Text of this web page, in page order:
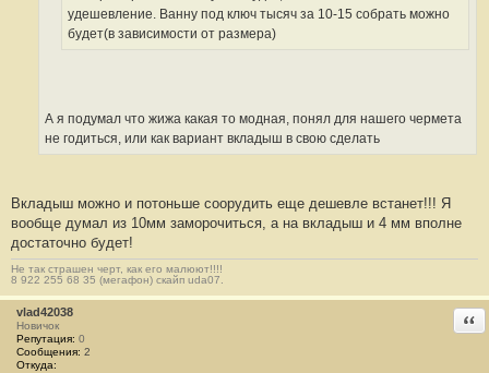
удешевление. Ванну под ключ тысяч за 10-15 собрать можно
будет(в зависимости от размера)
А я подумал что жижа какая то модная, понял для нашего чермета
не годиться, или как вариант вкладыш в свою сделать
Вкладыш можно и потоньше соорудить еще дешевле встанет!!! Я
вообще думал из 10мм заморочиться, а на вкладыш и 4 мм вполне
достаточно будет!
Не так страшен черт, как его малюют!!!!
8 922 255 68 35 (мегафон) скайп uda07.
vlad42038
Новичок
Репутация: 0
Сообщения: 2
Откуда: